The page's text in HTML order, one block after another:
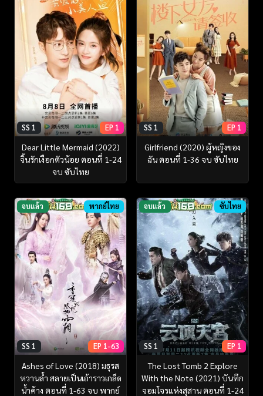
SS 1 EP 1
Dear Little Mermaid (2022)
จิ้นรักเงือกตัวน้อย ตอนที่ 1-24
จบ ซับไทย
SS 1 EP 1
Girlfriend (2020) ผู้หญิงของ
ฉัน ตอนที่ 1-36 จบ ซับไทย
จบแล้ว พากย์ไทย
SS 1 EP 1-63
Ashes of Love (2018) มธุรส
หวานล้ำ สลายเป็นเถ้าราวเกล็ด
น้ำค้าง ตอนที่ 1-63 จบ พากย์
จบแล้ว ซับไทย
SS 1 EP 1
The Lost Tomb 2 Explore
With the Note (2021) บันทึก
จอมโจรแห่งสุสาน ตอนที่ 1-24